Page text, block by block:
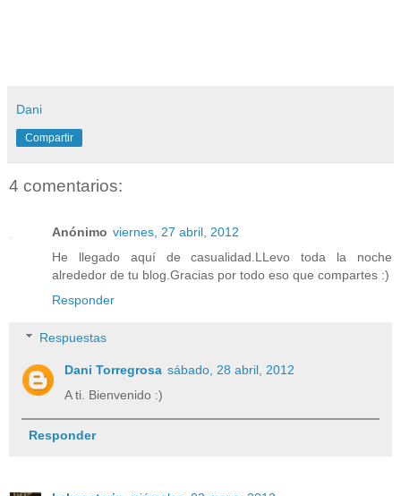
Dani
Compartir
4 comentarios:
Anónimo viernes, 27 abril, 2012
He llegado aquí de casualidad.LLevo toda la noche
alrededor de tu blog.Gracias por todo eso que compartes :)
Responder
Respuestas
Dani Torregrosa sábado, 28 abril, 2012
A ti. Bienvenido :)
Responder